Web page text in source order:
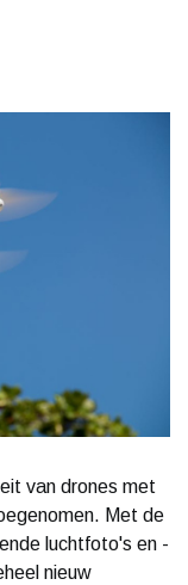
van drones met
Met de
luchtfoto's en -
nieuw